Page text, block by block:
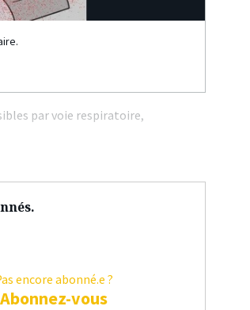
par voie respiratoire,
encore abonné.e ?
Abonnez-vous